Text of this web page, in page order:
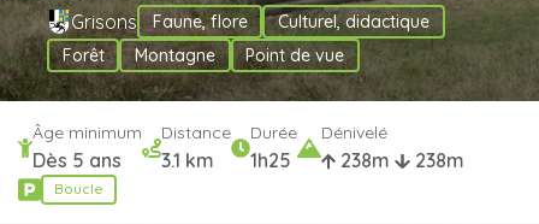
Grisons Faune, flore
Culturel, didactique
Forêt
Montagne Point de vue
Âge minimum
Dès 5 ans
Distance
3.1 km
Durée
1h25
Dénivelé
238m 238m
Boucle